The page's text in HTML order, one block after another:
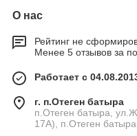
О нас
Рейтинг не
Менее 5 отзывов за
Работает с
г. п.Отеген батыра
п.Отеген батыра,
17А), п.Отеген